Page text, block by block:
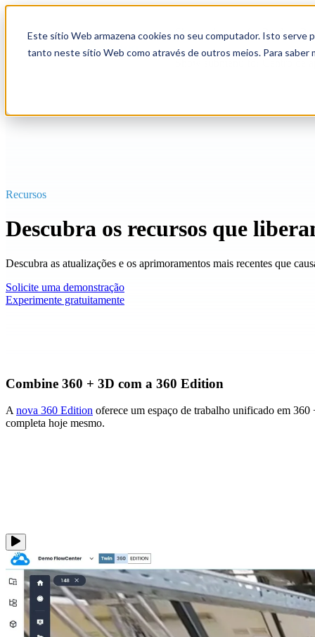
Este sítio Web armazena cookies no seu computador. Isto serve
tanto neste sítio Web como através de outros meios. Para saber
Show submenu for Produto
Recursos
Descubra os recursos que
Descubra as atualizações e os aprimoramentos mais recentes que
Solicite uma demonstração
Experimente gratuitamente
Combine 360 + 3D com a 360 Edition
A nova 360 Edition oferece um espaço de trabalho unificado em
completa hoje mesmo.